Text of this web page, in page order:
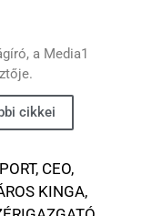
a Media1
cikkei
, CEO,
KINGA,